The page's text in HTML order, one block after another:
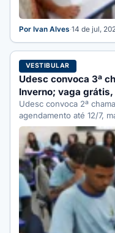
Por Ivan Alves·14 de jul,
VESTIBULAR
Udesc convoca 3ª
Inverno; vaga
Udesc convoca 2ª
agendamento até 12/7,